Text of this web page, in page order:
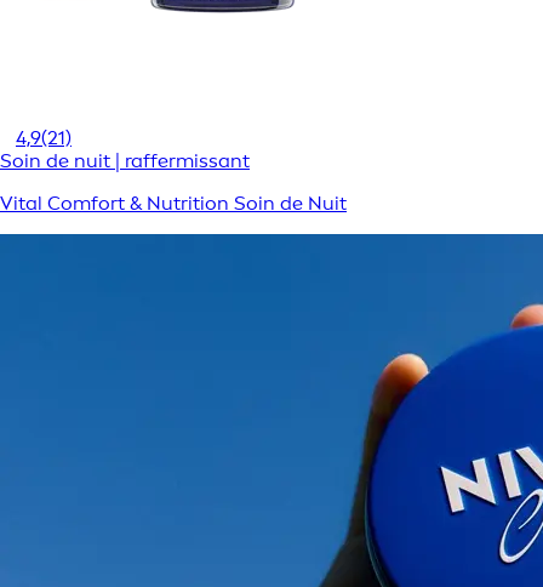
4,9(21)
Soin de nuit | raffermissant
Vital Comfort & Nutrition Soin de Nuit